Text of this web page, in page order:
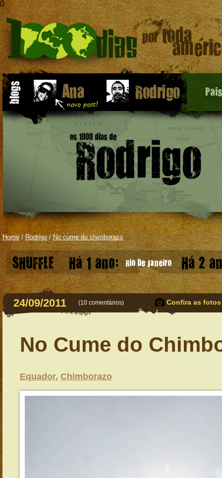
0
Home/ Rodrigo /No cume do chimborazo
SHUFFLE Há 1 ano: Rio De Janeiro Há 2
24/09/2011 (10 comentários) Confira as
No Cume do
Equador, Chimborazo